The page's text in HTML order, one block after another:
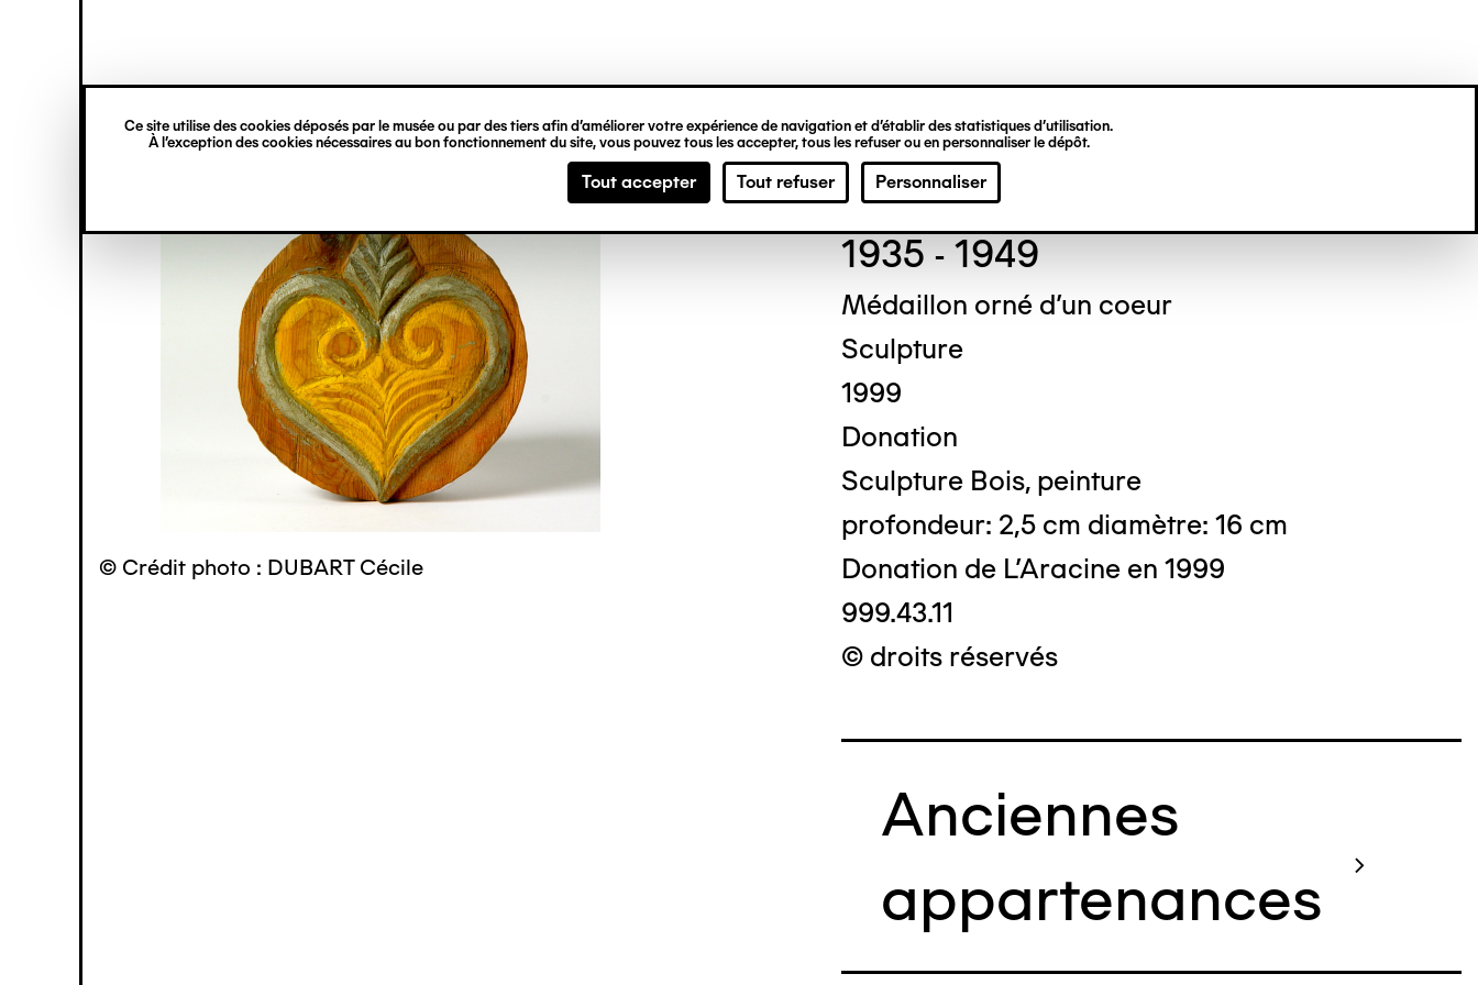
Ce site utilise des cookies déposés par le musée ou par des tiers afin d’améliorer votre expérience de navigation et d’établir des statistiques d’utilisation.
À l’exception des cookies nécessaires au bon fonctionnement du site, vous pouvez tous les accepter, tous les refuser ou en personnaliser le dépôt.
Tout accepter Tout refuser Personnaliser
principal
verticale
© Crédit photo : DUBART Cécile
Auguste FORESTIER
1935 - 1949
Médaillon orné d'un coeur
Sculpture
1999
Donation
Sculpture Bois, peinture
profondeur: 2,5 cm diamètre: 16 cm
Donation de L'Aracine en 1999
999.43.11
© droits réservés
Anciennes
appartenances